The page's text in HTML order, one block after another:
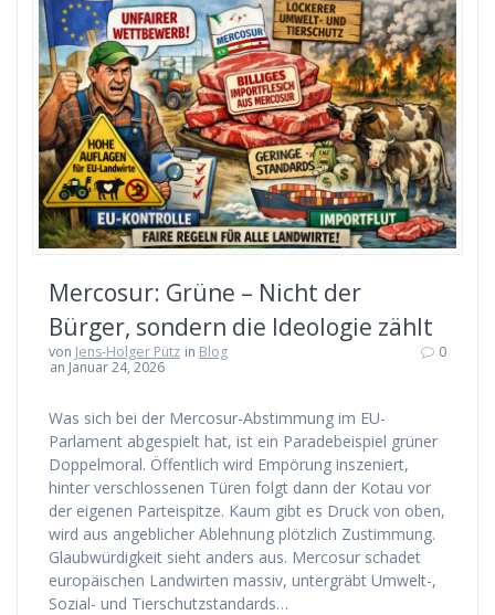
Mercosur: Grüne – Nicht der
Bürger, sondern die Ideologie zählt
von Jens-Holger Pütz in Blog
an Januar 24, 2026
0
Was sich bei der Mercosur-Abstimmung im EU-
Parlament abgespielt hat, ist ein Paradebeispiel grüner
Doppelmoral. Öffentlich wird Empörung inszeniert,
hinter verschlossenen Türen folgt dann der Kotau vor
der eigenen Parteispitze. Kaum gibt es Druck von oben,
wird aus angeblicher Ablehnung plötzlich Zustimmung.
Glaubwürdigkeit sieht anders aus. Mercosur schadet
europäischen Landwirten massiv, untergräbt Umwelt-,
Sozial- und Tierschutzstandards…